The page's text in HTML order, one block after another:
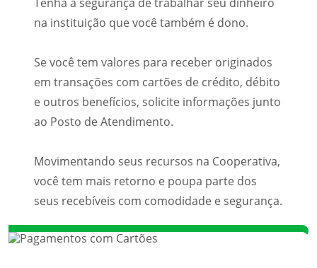
na instituição que você também é dono.
Se você tem valores para receber originados
em transações com cartões de crédito, débito
e outros benefícios, solicite informações junto
ao Posto de Atendimento.
Movimentando seus recursos na Cooperativa,
você tem mais retorno e poupa parte dos
seus recebíveis com comodidade e segurança.